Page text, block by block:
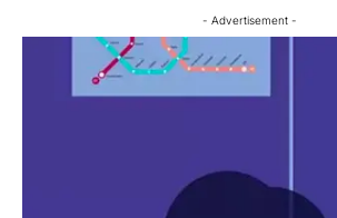
- Advertisement -